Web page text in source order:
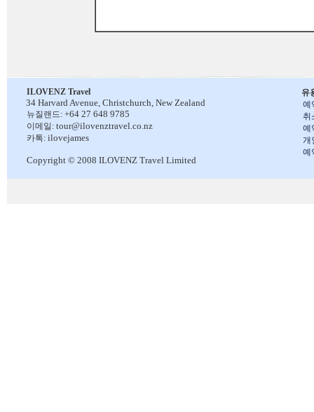
유
예
취
예
개
예
ILOVENZ Travel
34 Harvard Avenue, Christchurch, New Zealand
뉴질랜드: +64 27 648 9785
이메일: tour@ilovenztravel.co.nz
카톡: ilovejames
Copyright © 2008 ILOVENZ Travel Limited